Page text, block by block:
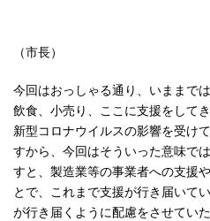
（市長）
今回はおっしゃる通り、いままで
飲食、小売り、ここに支援をして
新型コロナウイルスの影響を受け
すから、今回はそういった意味で
すと、製造業等の事業者への支援
とで、これまで支援が行き届いて
が行き届くように配慮をさせていた